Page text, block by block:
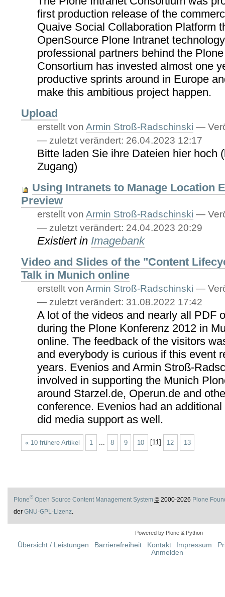
first production release of the
Quaive Social Collaboration Platform
OpenSource Plone Intranet
professional partners behind the
Consortium has invested almost one
productive sprints around in Europe
make this ambitious project happen.
Upload
erstellt vonArmin Stroß-Radschinski —
— zuletzt verändert: 26.04.2023 12:17
Bitte laden Sie ihre Dateien hier hoch
Zugang)
Using Intranets to Manage Location
Preview
erstellt vonArmin Stroß-Radschinski —
— zuletzt verändert: 24.04.2023 20:29
Existiert in Imagebank
Video and Slides of the "Content
Talk in Munich online
erstellt vonArmin Stroß-Radschinski —
— zuletzt verändert: 31.08.2022 17:42
A lot of the videos and nearly all PDF
during the Plone Konferenz 2012 in
online. The feedback of the visitors
and everybody is curious if this event
years. Evenios and Armin Stroß-
involved in supporting the Munich
around Starzel.de, Operun.de and
conference. Evenios had an
did media support as well.
« 10 frühere Artikel 1 8 9 10 [11] 12 13
Plone®Open Source Content Management System ©2000-2026 Plone
der GNU-GPL-Lizenz.
Powered by Plone & Python
Übersicht / Leistungen Barrierefreiheit Kontakt Impressum
Anmelden